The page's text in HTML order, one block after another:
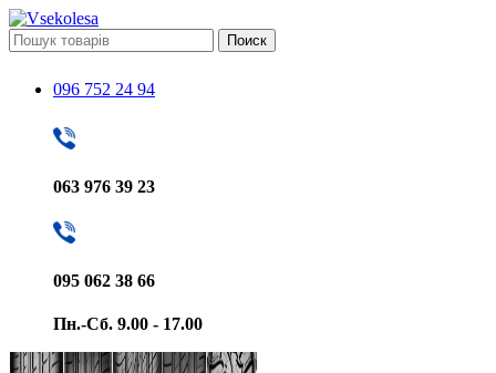
Поиск
096 752 24 94
063 976 39 23
095 062 38 66
Пн.-Сб. 9.00 - 17.00